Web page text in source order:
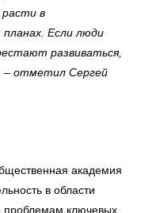
расти в
Если люди
развиваться,
– отметил Сергей
академия
в области
проблемам ключевых